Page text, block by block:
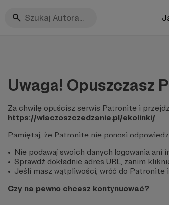
Uwaga! Opuszczasz
Za chwilę opuścisz serwis Patronite i
https://wlaczoszczedzanie.pl/ekolinki/
Pamiętaj, że Patronite nie ponosi
Nie podawaj swoich danych logowania
Sprawdź dokładnie adres URL, zanim
Jeśli masz wątpliwości, wróć do Patronite
Czy na pewno chcesz kontynuować?